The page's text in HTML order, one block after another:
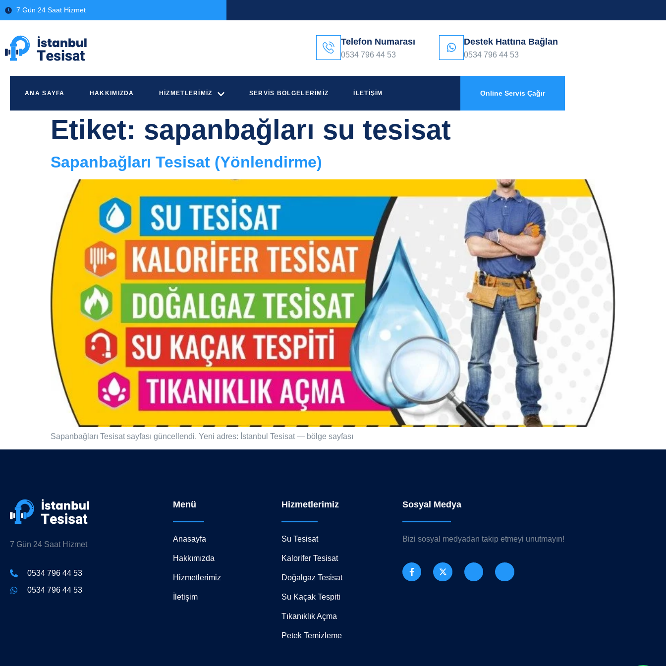
7 Gün 24 Saat Hizmet
Telefon Numarası
0534 796 44 53
Destek Hattına Bağlan
0534 796 44 53
ANA SAYFA HAKKIMIZDA HIZMETLERIMIZ SERVIS BÖLGELERIMIZ İLETIŞIM Online Servis Çağır
Etiket: sapanbağları su tesisat
Sapanbağları Tesisat (Yönlendirme)
Sapanbağları Tesisat sayfası güncellendi. Yeni adres: İstanbul Tesisat — bölge sayfası
7 Gün 24 Saat Hizmet
0534 796 44 53
0534 796 44 53
Menü
Anasayfa
Hakkımızda
Hizmetlerimiz
İletişim
Hizmetlerimiz
Su Tesisat
Kalorifer Tesisat
Doğalgaz Tesisat
Su Kaçak Tespiti
Tıkanıklık Açma
Petek Temizleme
Sosyal Medya
Bizi sosyal medyadan takip etmeyi unutmayın!